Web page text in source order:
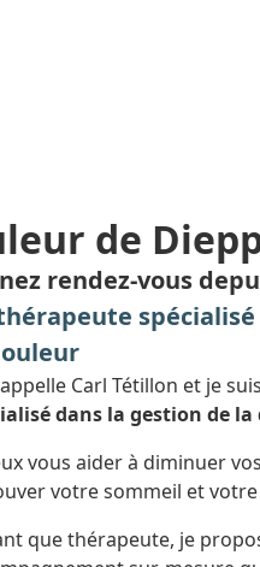
de
rendez-vous
Carl Tétillon et je suis
dans la gestion de
vous aider à diminuer
votre sommeil et votre
que thérapeute, je